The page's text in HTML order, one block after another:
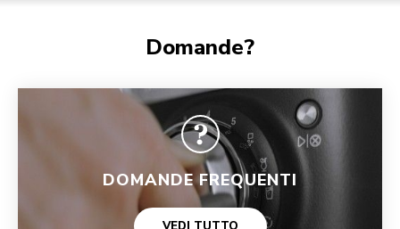
Domande?
DOMANDE FREQUENTI